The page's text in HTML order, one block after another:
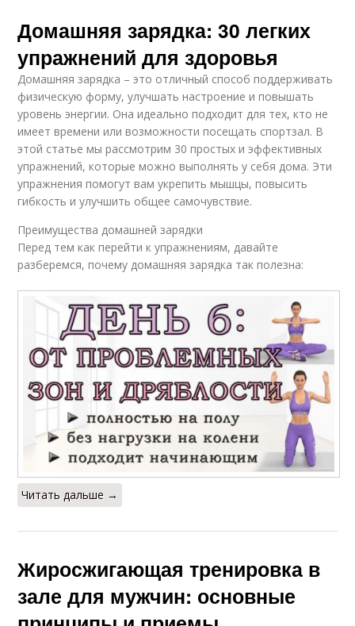
Домашняя зарядка: 30 легких
упражнений для здоровья
Домашняя зарядка – это отличный способ поддерживать
физическую форму, улучшать настроение и повышать
уровень энергии. Она идеально подходит для тех, кто не
имеет времени или возможности посещать спортзал. В
этой статье мы рассмотрим 30 простых и эффективных
упражнений, которые можно выполнять у себя дома. Эти
упражнения помогут вам укрепить мышцы, повысить
гибкость и улучшить общее самочувствие.
Преимущества домашней зарядки
Перед тем как перейти к упражнениям, давайте
разберемся, почему домашняя зарядка так полезна:
Читать дальше →
Жиросжигающая тренировка в
зале для мужчин: основные